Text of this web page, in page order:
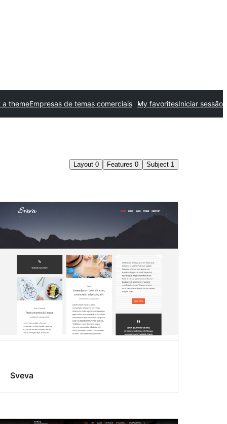
a themeEmpresas de temas comerciais My favoritesIniciar sessão
Layout 0 Features 0 Subject 1
Sveva